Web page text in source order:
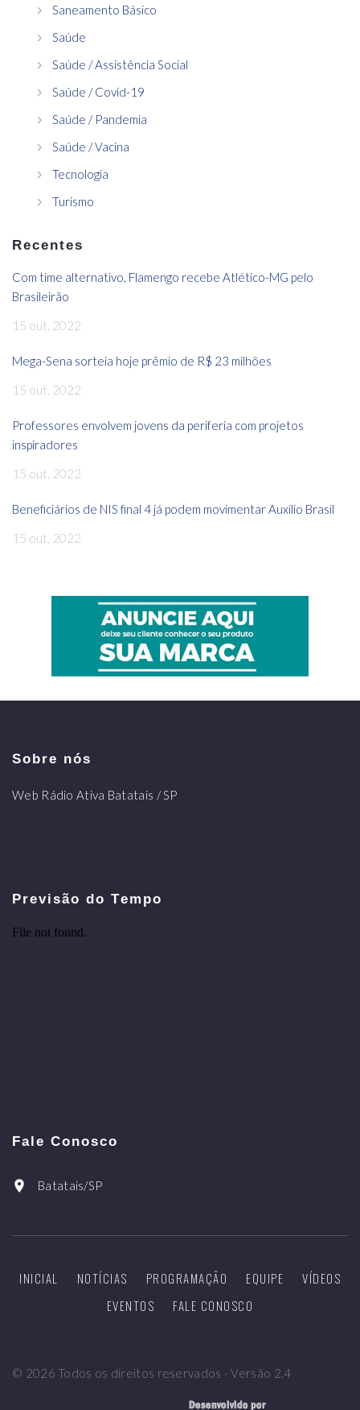
Saneamento Básico
Saúde
Saúde / Assistência Social
Saúde / Covid-19
Saúde / Pandemia
Saúde / Vacina
Tecnologia
Turismo
Recentes
Com time alternativo, Flamengo recebe Atlético-MG pelo
Brasileirão
15 out, 2022
Mega-Sena sorteia hoje prêmio de R$ 23 milhões
15 out, 2022
Professores envolvem jovens da periferia com projetos
inspiradores
15 out, 2022
Beneficiários de NIS final 4 já podem movimentar Auxílio Brasil
15 out, 2022
Sobre nós
Web Rádio Ativa Batatais / SP
Previsão do Tempo
Fale Conosco
Batatais/SP
INICIAL NOTÍCIAS PROGRAMAÇÃO EQUIPE
VÍDEOS
EVENTOS
FALE CONOSCO
© 2026 Todos os direitos reservados - Versão 2.4